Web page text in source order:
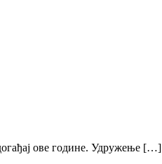
ове године. Удружење […]